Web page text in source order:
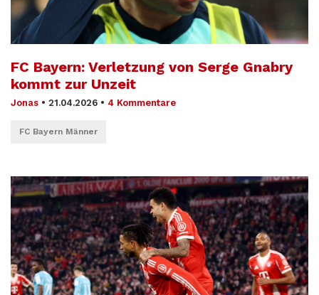
FC Bayern: Verletzung von Serge Gnabry
kommt zur Unzeit
Jonas • 21.04.2026 • 4 Kommentare
FC Bayern Männer